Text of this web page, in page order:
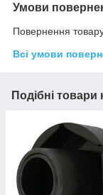
Умови
Повернення
Всі умови
Подібні товари